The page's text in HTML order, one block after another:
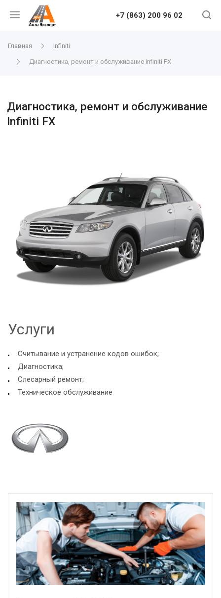
+7 (863) 200 96 02
Главная Infiniti
Диагностика, ремонт и обслуживание Infiniti FX
Диагностика, ремонт и обслуживание
Infiniti FX
Услуги
Считывание и устранение кодов ошибок;
Диагностика;
Слесарный ремонт;
Техническое обслуживание